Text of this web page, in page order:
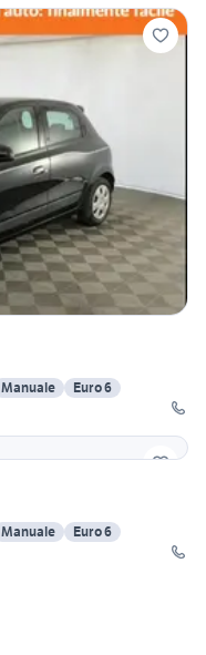
Manuale
Euro 6
Manuale
Euro 6